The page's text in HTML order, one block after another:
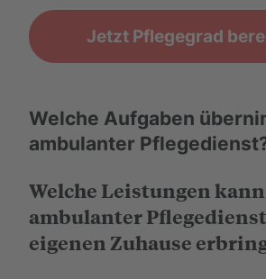
Jetzt Pflegegrad
Welche Aufgaben
ambulanter
Welche Leistungen
ambulanter
eigenen Zuhause